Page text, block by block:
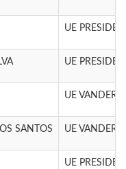
UE
UE
UE
SANTOS UE
UE